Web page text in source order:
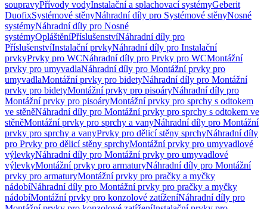
soupravyPřívody vodyInstalační a splachovací systémyGeberit
DuofixSystémové stěnyNáhradní díly pro Systémové stěnyNosné
systémyNáhradní díly pro Nosné
systémyOpláštěníPříslušenstvíNáhradní díly pro
PříslušenstvíInstalační prvkyNáhradní díly pro Instalační
prvkyPrvky pro WCNáhradní díly pro Prvky pro WCMontážní
prvky pro umyvadlaNáhradní díly pro Montážní prvky pro
umyvadlaMontážní prvky pro bidetyNáhradní díly pro Montážní
prvky pro bidetyMontážní prvky pro pisoáryNáhradní díly pro
Montážní prvky pro pisoáryMontážní prvky pro sprchy s odtokem
ve stěněNáhradní díly pro Montážní prvky pro sprchy s odtokem ve
stěněMontážní prvky pro sprchy a vanyNáhradní díly pro Montážní
prvky pro sprchy a vanyPrvky pro dělicí stěny sprchyNáhradní díly
pro Prvky pro dělicí stěny sprchyMontážní prvky pro umyvadlové
výlevkyNáhradní díly pro Montážní prvky pro umyvadlové
výlevkyMontážní prvky pro armaturyNáhradní díly pro Montážní
prvky pro armaturyMontážní prvky pro pračky a myčky
nádobíNáhradní díly pro Montážní prvky pro pračky a myčky
nádobíMontážní prvky pro konzolové zatíženíNáhradní díly pro